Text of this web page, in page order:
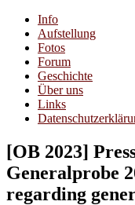
Primäres
Menü
Info
Aufstellung
Fotos
Forum
Geschichte
Über uns
Links
[OB 2023]
Generalprobe
regarding